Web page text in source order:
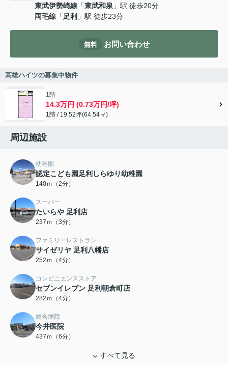
東武伊勢崎線 「東武和泉 」駅 徒歩20分
両毛線 「足利 」駅 徒歩23分
無料 お問い合わせ
高雄ハイツの募集中物件
1階
14.3万円 (0.73万円/坪)
1階 / 19.52坪(64.54㎡)
周辺施設
幼稚園
認定こども園足利しらゆり幼稚園
140ｍ（2分）
スーパー
たいらや 足利店
237ｍ（3分）
ファミリーレストラン
サイゼリヤ 足利八幡店
252ｍ（4分）
コンビニエンスストア
セブンイレブン 足利朝倉町店
282ｍ（4分）
総合病院
今井医院
437ｍ（6分）
すべて見る